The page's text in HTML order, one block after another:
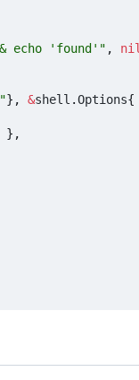
'found'" , nil
}, &shell .Options{
},